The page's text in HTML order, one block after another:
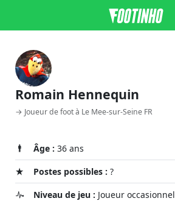
Romain Hennequin
→ Joueur de foot à Le Mee-sur-Seine FR
Âge : 36 ans
Postes possibles : ?
Niveau de jeu : Joueur occasionnel